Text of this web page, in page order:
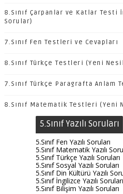
8.Sınıf Çarpanlar ve Katlar Testi
Sorular)
7.Sınıf Fen Testleri ve Cevapları
8.Sınıf Türkçe Testleri (Yeni
7.Sınıf Türkçe Paragrafta Anlam
8.Sınıf Matematik Testleri (Yeni
5.Sınıf Yazılı Soruları
5.Sınıf Fen Yazılı Soruları
5.Sınıf Matematik Yazılı
5.Sınıf Türkçe Yazılı Soruları
5.Sınıf Sosyal Yazılı Soruları
5.Sınıf Din Kültürü Yazılı
5.Sınıf İngilizce Yazılı Soruları
5.Sınıf Bilişim Yazılı Soruları